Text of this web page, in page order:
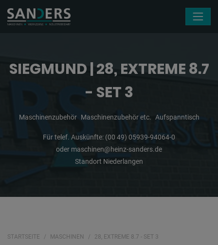
SIEGMUND | 28, EXTREME 8.7
- SET 3
Maschinenzubehör Maschinenzubehör etc. Aufspanntisch
Für telef. Auskünfte: (00 49) 05939-94064-0
oder maschinen@heinz-sanders.de
Standort Niederlangen
STARTSEITE MASCHINEN 28, EXTREME 8.7 - SET 3